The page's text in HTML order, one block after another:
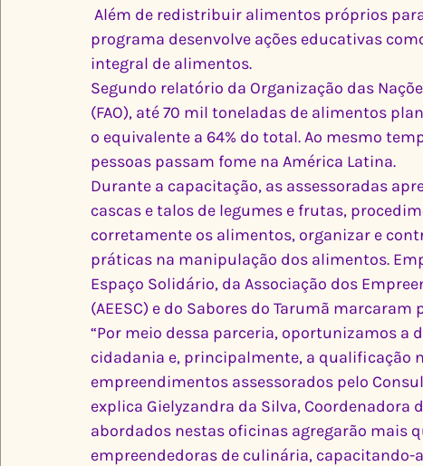
programa desenvolve ações educativas
integral de alimentos.
Segundo relatório da Organização das
(FAO), até 70 mil toneladas de alimentos
o equivalente a 64% do total. Ao mesmo
pessoas passam fome na América Latina.
Durante a capacitação, as assessoradas
cascas e talos de legumes e frutas,
corretamente os alimentos, organizar e
práticas na manipulação dos alimentos.
Espaço Solidário, da Associação dos
(AEESC) e do Sabores do Tarumã marcaram
“Por meio dessa parceria, oportunizamos a
cidadania e, principalmente, a qualificação
empreendimentos assessorados pelo
explica Gielyzandra da Silva, Coordenadora
abordados nestas oficinas agregarão mais
empreendedoras de culinária,